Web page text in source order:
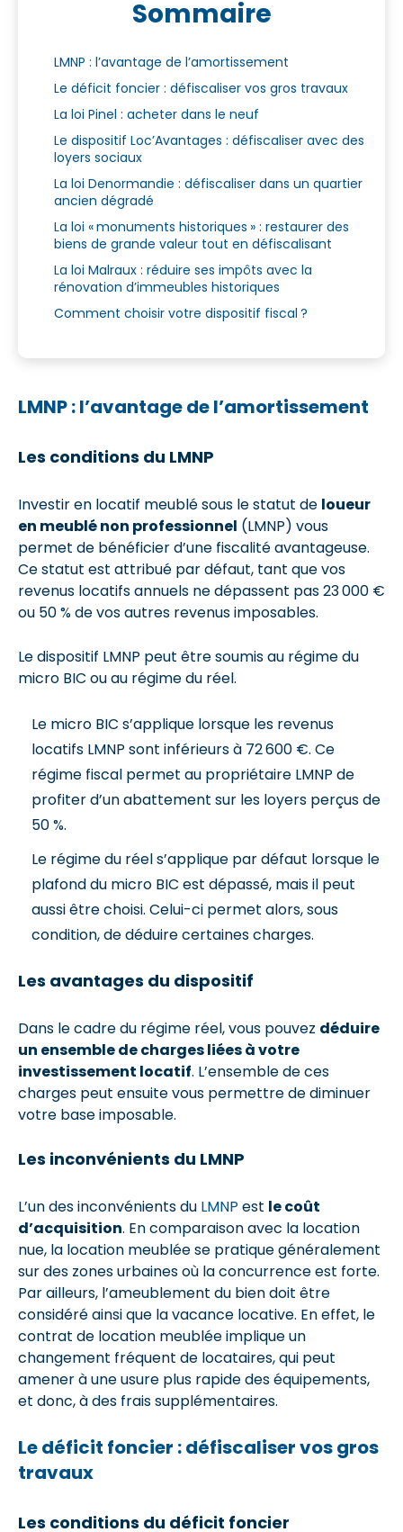
Sommaire
LMNP : l’avantage de l’amortissement
Le déficit foncier : défiscaliser vos gros travaux
La loi Pinel : acheter dans le neuf
Le dispositif Loc’Avantages : défiscaliser avec des
loyers sociaux
La loi Denormandie : défiscaliser dans un quartier
ancien dégradé
La loi « monuments historiques » : restaurer des
biens de grande valeur tout en défiscalisant
La loi Malraux : réduire ses impôts avec la
rénovation d’immeubles historiques
Comment choisir votre dispositif fiscal ?
LMNP : l’avantage de l’amortissement
Les conditions du LMNP
Investir en locatif meublé sous le statut de loueur
en meublé non professionnel (LMNP) vous
permet de bénéficier d’une fiscalité avantageuse.
Ce statut est attribué par défaut, tant que vos
revenus locatifs annuels ne dépassent pas 23 000 €
ou 50 % de vos autres revenus imposables.
Le dispositif LMNP peut être soumis au régime du
micro BIC ou au régime du réel.
Le micro BIC s’applique lorsque les revenus
locatifs LMNP sont inférieurs à 72 600 €. Ce
régime fiscal permet au propriétaire LMNP de
profiter d’un abattement sur les loyers perçus de
50 %.
Le régime du réel s’applique par défaut lorsque le
plafond du micro BIC est dépassé, mais il peut
aussi être choisi. Celui-ci permet alors, sous
condition, de déduire certaines charges.
Les avantages du dispositif
Dans le cadre du régime réel, vous pouvez déduire
un ensemble de charges liées à votre
investissement locatif. L’ensemble de ces
charges peut ensuite vous permettre de diminuer
votre base imposable.
Les inconvénients du LMNP
L’un des inconvénients du LMNP est le coût
d’acquisition. En comparaison avec la location
nue, la location meublée se pratique généralement
sur des zones urbaines où la concurrence est forte.
Par ailleurs, l’ameublement du bien doit être
considéré ainsi que la vacance locative. En effet, le
contrat de location meublée implique un
changement fréquent de locataires, qui peut
amener à une usure plus rapide des équipements,
et donc, à des frais supplémentaires.
Le déficit foncier : défiscaliser vos gros
travaux
Les conditions du déficit foncier